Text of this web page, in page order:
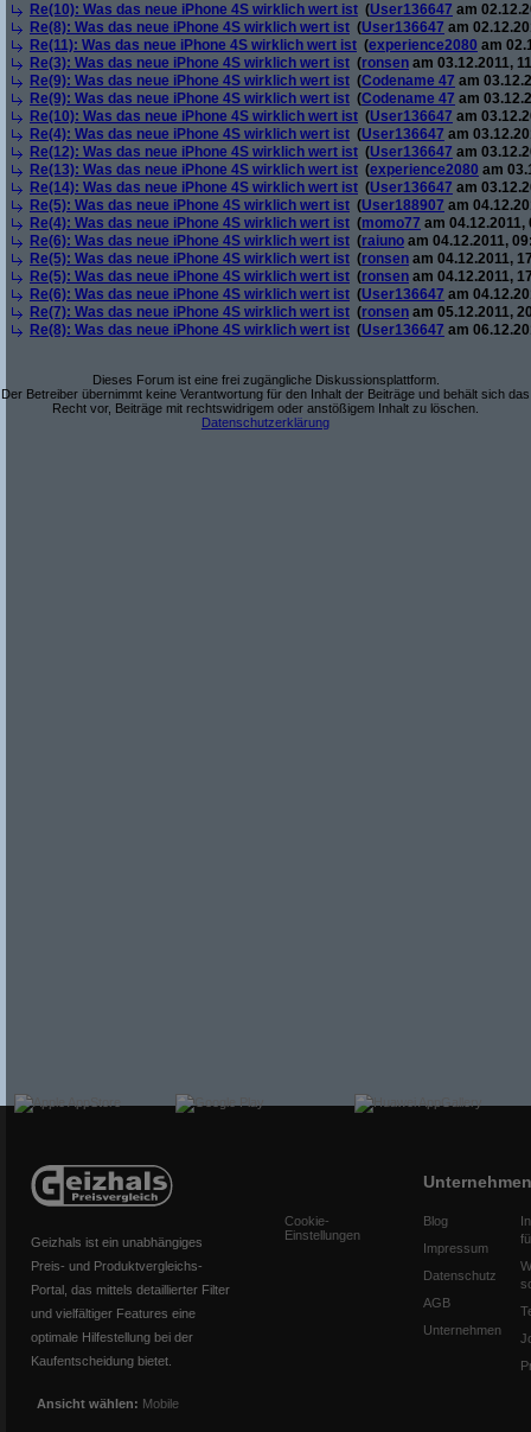
Re(10): Was das neue iPhone 4S wirklich wert ist (User136647 am
Re(8): Was das neue iPhone 4S wirklich wert ist (User136647 am
Re(11): Was das neue iPhone 4S wirklich wert ist (experience2080 am
Re(3): Was das neue iPhone 4S wirklich wert ist (ronsen am 03.12.2011,
Re(9): Was das neue iPhone 4S wirklich wert ist (Codename 47 am
Re(9): Was das neue iPhone 4S wirklich wert ist (Codename 47 am
Re(10): Was das neue iPhone 4S wirklich wert ist (User136647 am
Re(4): Was das neue iPhone 4S wirklich wert ist (User136647 am
Re(12): Was das neue iPhone 4S wirklich wert ist (User136647 am
Re(13): Was das neue iPhone 4S wirklich wert ist (experience2080 am
Re(14): Was das neue iPhone 4S wirklich wert ist (User136647 am
Re(5): Was das neue iPhone 4S wirklich wert ist (User188907 am
Re(4): Was das neue iPhone 4S wirklich wert ist (momo77 am 04.12.2011,
Re(6): Was das neue iPhone 4S wirklich wert ist (raiuno am 04.12.2011,
Re(5): Was das neue iPhone 4S wirklich wert ist (ronsen am 04.12.2011,
Re(5): Was das neue iPhone 4S wirklich wert ist (ronsen am 04.12.2011,
Re(6): Was das neue iPhone 4S wirklich wert ist (User136647 am
Re(7): Was das neue iPhone 4S wirklich wert ist (ronsen am 05.12.2011,
Re(8): Was das neue iPhone 4S wirklich wert ist (User136647 am
Dieses Forum ist eine frei zugängliche Diskussionsplattform.
Der Betreiber übernimmt keine Verantwortung für den Inhalt der Beiträge und behält sich das
Recht vor, Beiträge mit rechtswidrigem oder anstößigem Inhalt zu löschen.
Datenschutzerklärung
Geizhals ist ein unabhängiges
Preis- und Produktvergleichs-
Portal, das mittels detaillierter Filter
und vielfältiger Features eine
optimale Hilfestellung bei der
Kaufentscheidung bietet.
Ansicht wählen: Mobile
Cookie-
Einstellungen
Unternehmen
Blog
Impressum
Datenschutz
AGB
Unternehmen